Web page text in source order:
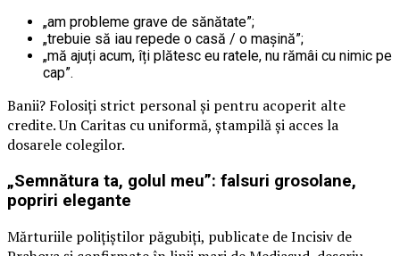
„am probleme grave de sănătate”;
„trebuie să iau repede o casă / o mașină”;
„mă ajuți acum, îți plătesc eu ratele, nu rămâi cu nimic pe
cap”.
Banii? Folosiți strict personal și pentru acoperit alte
credite. Un Caritas cu uniformă, ștampilă și acces la
dosarele colegilor.
„Semnătura ta, golul meu”: falsuri grosolane,
popriri elegante
Mărturiile polițiștilor păgubiți, publicate de Incisiv de